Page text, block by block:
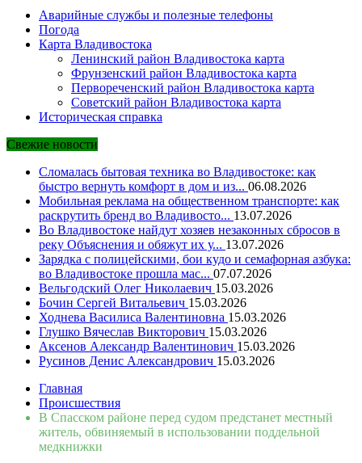
Владивосток — городской сайт
Аварийные службы и полезные телефоны
Погода
Карта Владивостока
Ленинский район Владивостока карта
Фрунзенский район Владивостока карта
Первореченский район Владивостока карта
Советский район Владивостока карта
Историческая справка
Свежие новости
Сломалась бытовая техника во Владивостоке: как
быстро вернуть комфорт в дом и из... 06.08.2026
Мобильная реклама на общественном транспорте: как
раскрутить бренд во Владивосто... 13.07.2026
Во Владивостоке найдут хозяев незаконных сбросов в
реку Объяснения и обяжут их у... 13.07.2026
Зарядка с полицейскими, бои кудо и семафорная азбука:
во Владивостоке прошла мас... 07.07.2026
Вельгодский Олег Николаевич 15.03.2026
Бочин Сергей Витальевич 15.03.2026
Ходнева Василиса Валентиновна 15.03.2026
Глушко Вячеслав Викторович 15.03.2026
Аксенов Александр Валентинович 15.03.2026
Русинов Денис Александрович 15.03.2026
Главная
Происшествия
В Спасском районе перед судом предстанет местный
житель, обвиняемый в использовании поддельной
медкнижки